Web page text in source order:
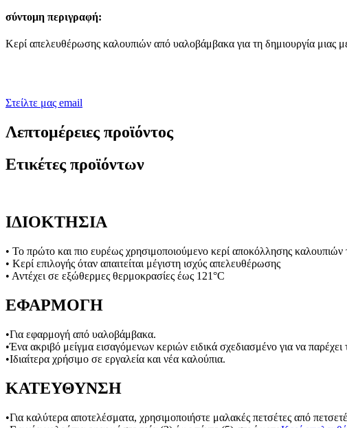
σύντομη περιγραφή:
Κερί απελευθέρωσης καλουπιών από υαλοβάμβακα για τη δημιουργία μιας
Στείλτε μας email
Λεπτομέρειες προϊόντος
Ετικέτες προϊόντων
ΙΔΙΟΚΤΗΣΙΑ
• Το πρώτο και πιο ευρέως χρησιμοποιούμενο κερί αποκόλλησης καλουπιών
• Κερί επιλογής όταν απαιτείται μέγιστη ισχύς απελευθέρωσης
• Αντέχει σε εξώθερμες θερμοκρασίες έως 121°C
ΕΦΑΡΜΟΓΗ
•Για εφαρμογή από υαλοβάμβακα.
•Ένα ακριβό μείγμα εισαγόμενων κεριών ειδικά σχεδιασμένο για να
•Ιδιαίτερα χρήσιμο σε εργαλεία και νέα καλούπια.
ΚΑΤΕΥΘΥΝΣΗ
•Για καλύτερα αποτελέσματα, χρησιμοποιήστε μαλακές πετσέτες από